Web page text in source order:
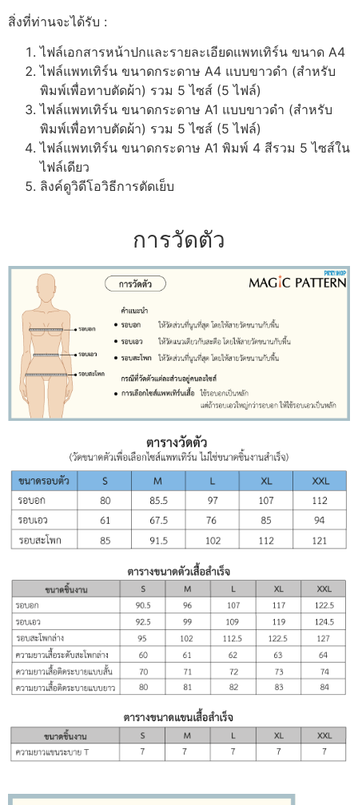
สิ่งที่ท่านจะได้รับ :
ไฟล์เอกสารหน้าปกและรายละเอียดแพทเทิร์น ขนาด A4
ไฟล์แพทเทิร์น ขนาดกระดาษ A4 แบบขาวดำ (สำหรับ
พิมพ์เพื่อทาบตัดผ้า) รวม 5 ไซส์ (5 ไฟล์)
ไฟล์แพทเทิร์น ขนาดกระดาษ A1 แบบขาวดำ (สำหรับ
พิมพ์เพื่อทาบตัดผ้า) รวม 5 ไซส์ (5 ไฟล์)
ไฟล์แพทเทิร์น ขนาดกระดาษ A1 พิมพ์ 4 สีรวม 5 ไซส์ใน
ไฟล์เดียว
ลิงค์ดูวิดีโอวิธีการตัดเย็บ
การวัดตัว